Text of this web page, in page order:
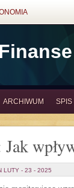
ARCHIWUM SPIS
LUTY - 23 - 2025